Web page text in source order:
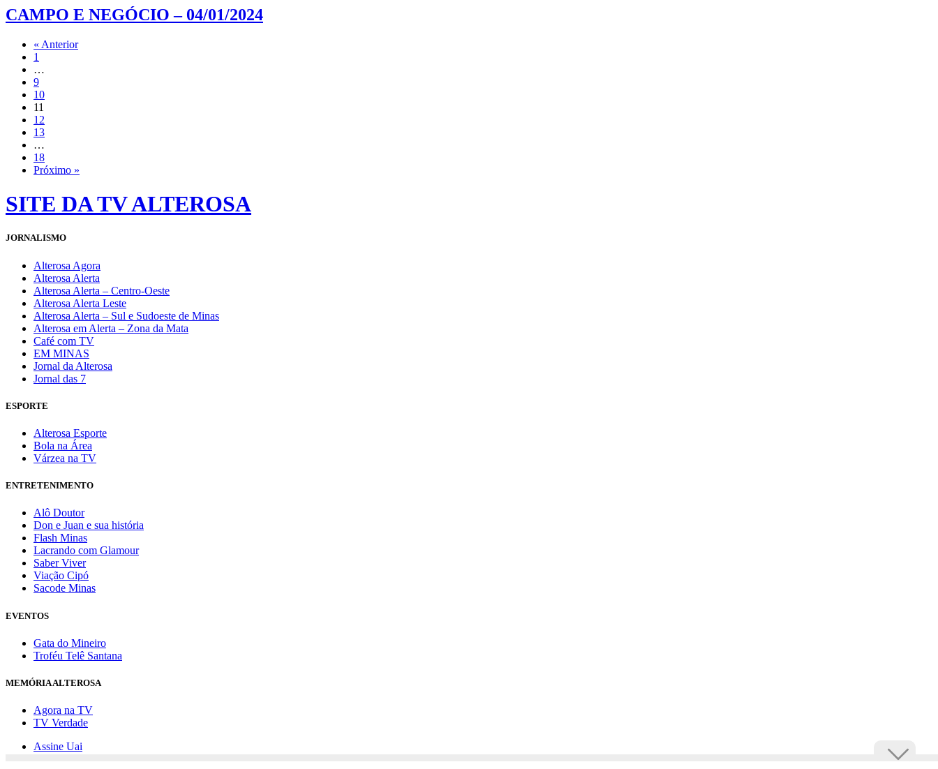
CAMPO E NEGÓCIO – 04/01/2024
« Anterior
1
…
9
10
11
12
13
…
18
Próximo »
SITE DA TV ALTEROSA
JORNALISMO
Alterosa Agora
Alterosa Alerta
Alterosa Alerta – Centro-Oeste
Alterosa Alerta Leste
Alterosa Alerta – Sul e Sudoeste de Minas
Alterosa em Alerta – Zona da Mata
Café com TV
EM MINAS
Jornal da Alterosa
Jornal das 7
ESPORTE
Alterosa Esporte
Bola na Área
Várzea na TV
ENTRETENIMENTO
Alô Doutor
Don e Juan e sua história
Flash Minas
Lacrando com Glamour
Saber Viver
Viação Cipó
Sacode Minas
EVENTOS
Gata do Mineiro
Troféu Telê Santana
MEMÓRIA ALTEROSA
Agora na TV
TV Verdade
Assine Uai